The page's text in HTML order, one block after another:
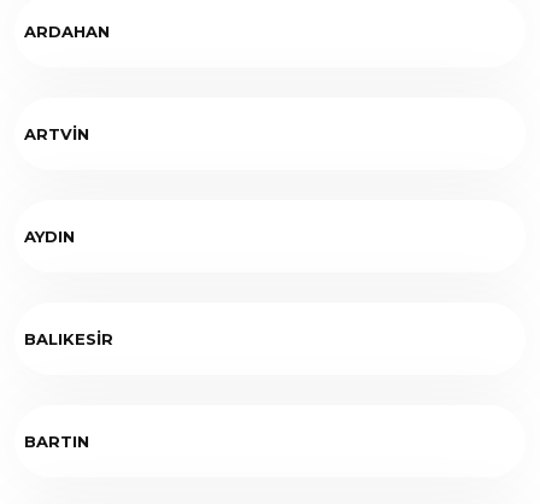
ARDAHAN
ARTVİN
AYDIN
BALIKESİR
BARTIN